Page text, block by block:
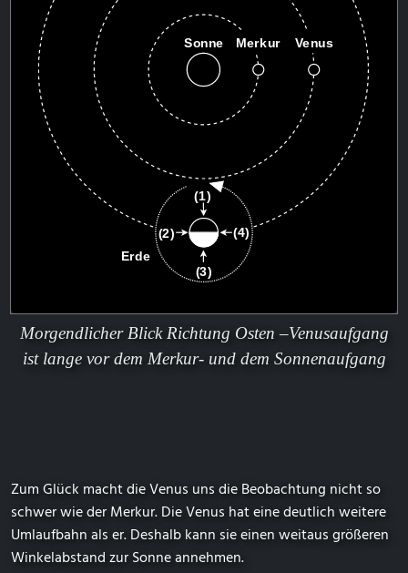
Morgendlicher Blick Richtung Osten –Venusaufgang
ist lange vor dem Merkur- und dem Sonnenaufgang
Zum Glück macht die Venus uns die Beobachtung nicht so
schwer wie der Merkur. Die Venus hat eine deutlich weitere
Umlaufbahn als er. Deshalb kann sie einen weitaus größeren
Winkelabstand zur Sonne annehmen.